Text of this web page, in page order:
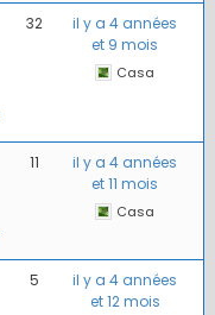
32
il y a 4 années
et 9 mois
Casa
11
il y a 4 années
et 11 mois
Casa
5
il y a 4 années
et 12 mois